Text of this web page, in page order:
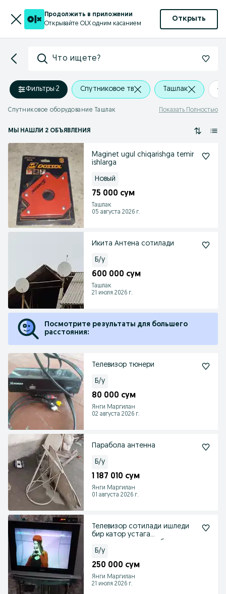
Продолжить в приложении
Открывайте OLX одним касанием
Открыть
Что ищете?
Фильтры·2 Спутниковое тв Ташлак
Спутниковое оборудование Ташлак Показать Полностью
МЫ НАШЛИ 2 ОБЪЯВЛЕНИЯ
Maginet ugul chiqarishga temir
ishlarga
Новый
75 000 сум
Ташлак
05 августа 2026 г.
Икита Антена сотилади
Б/у
600 000 сум
Ташлак
21 июля 2026 г.
Посмотрите результаты для большего
расстояния:
Телевизор тюнери
Б/у
80 000 сум
Янги Маргилан
02 августа 2026 г.
Парабола антенна
Б/у
1 187 010 сум
Янги Маргилан
01 августа 2026 г.
Телевизор сотилади ишледи
бир катор устага
Б/у
250 000 сум
Янги Маргилан
21 июля 2026 г.